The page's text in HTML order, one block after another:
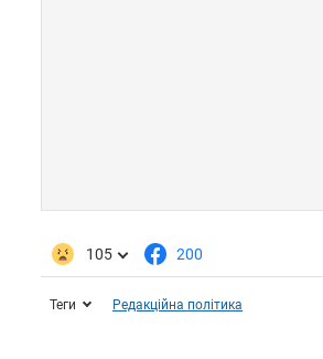
105 200
Теги Редакційна політика